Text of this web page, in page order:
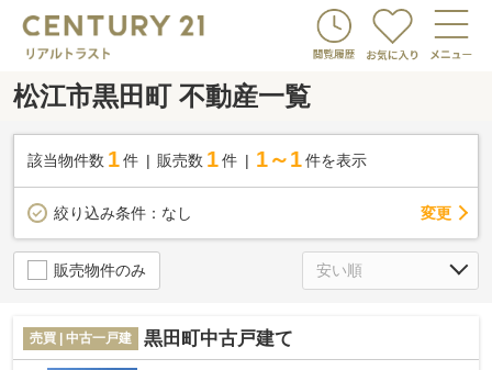
松江市黒田町 不動産一覧
該当物件数 1件 販売数 1 件 1～1 件を表示
絞り込み条件： なし 変更
販売物件のみ
売買 | 中古一戸建 黒田町中古戸建て